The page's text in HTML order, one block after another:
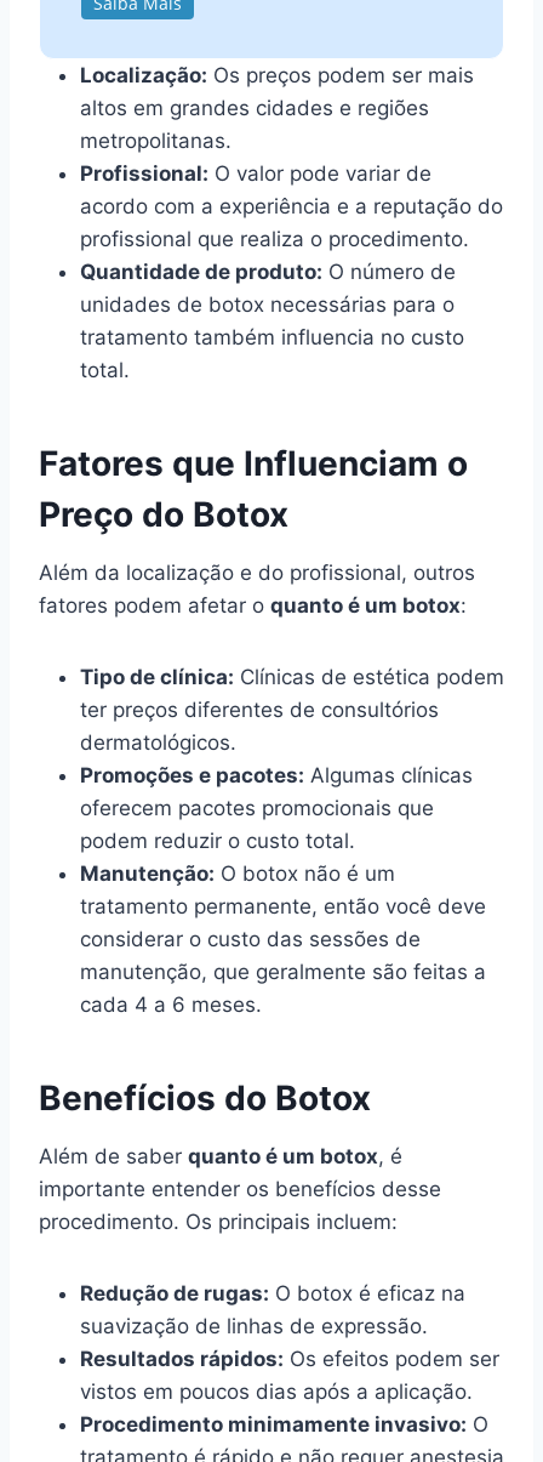
Localização: Os preços podem ser mais
altos em grandes cidades e regiões
metropolitanas.
Profissional: O valor pode variar de
acordo com a experiência e a reputação do
profissional que realiza o procedimento.
Quantidade de produto: O número de
unidades de botox necessárias para o
tratamento também influencia no custo
total.
Fatores que Influenciam o
Preço do Botox
Além da localização e do profissional, outros
fatores podem afetar o quanto é um botox:
Tipo de clínica: Clínicas de estética podem
ter preços diferentes de consultórios
dermatológicos.
Promoções e pacotes: Algumas clínicas
oferecem pacotes promocionais que
podem reduzir o custo total.
Manutenção: O botox não é um
tratamento permanente, então você deve
considerar o custo das sessões de
manutenção, que geralmente são feitas a
cada 4 a 6 meses.
Benefícios do Botox
Além de saber quanto é um botox, é
importante entender os benefícios desse
procedimento. Os principais incluem:
Redução de rugas: O botox é eficaz na
suavização de linhas de expressão.
Resultados rápidos: Os efeitos podem ser
vistos em poucos dias após a aplicação.
Procedimento minimamente invasivo: O
tratamento é rápido e não requer anestesia